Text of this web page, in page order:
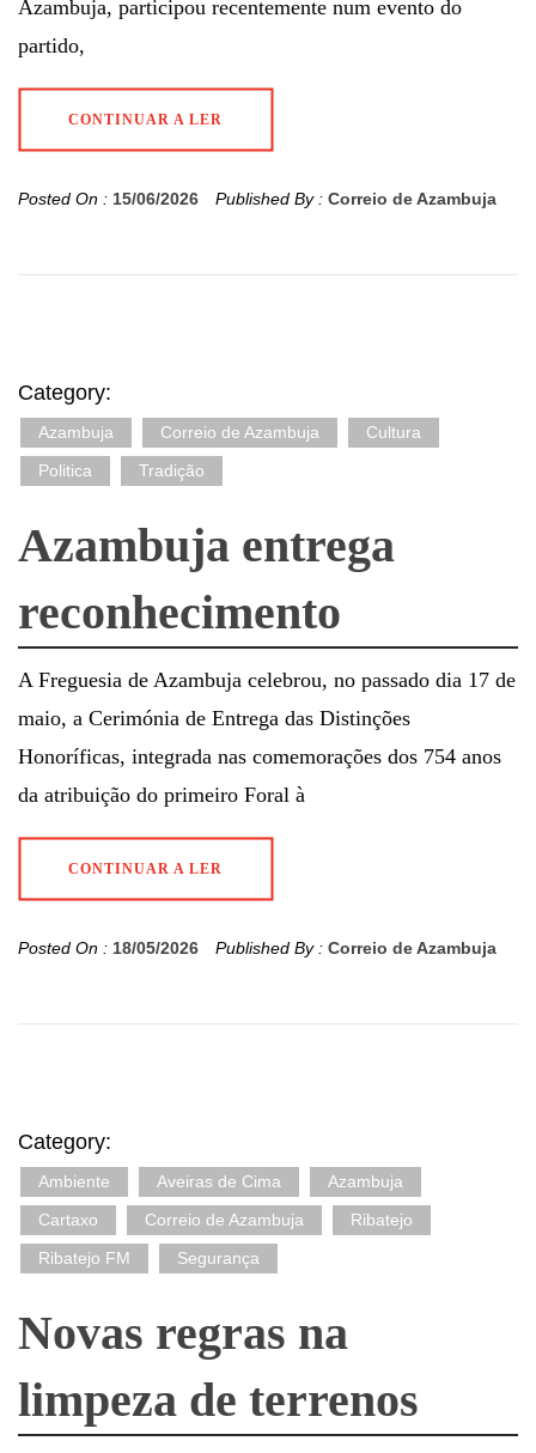
Azambuja, participou recentemente num evento do
partido,
CONTINUAR A LER
Posted On : 15/06/2026 Published By : Correio de Azambuja
Category:
Azambuja Correio de Azambuja
Cultura
Politica
Tradição
Azambuja entrega
reconhecimento
A Freguesia de Azambuja celebrou, no passado dia 17 de
maio, a Cerimónia de Entrega das Distinções
Honoríficas, integrada nas comemorações dos 754 anos
da atribuição do primeiro Foral à
CONTINUAR A LER
Posted On : 18/05/2026 Published By : Correio de Azambuja
Category:
Ambiente Aveiras de Cima
Azambuja
Cartaxo
Correio de Azambuja
Ribatejo
Ribatejo FM
Segurança
Novas regras na
limpeza de terrenos